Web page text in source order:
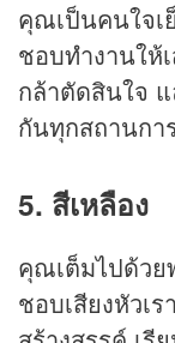
คุณเป็นคนใจ
ชอบทำงานให้
กล้าตัดสินใจ
กันทุกสถานก
5. สีเหลือง
คุณเต็มไปด้วย
ชอบเสียงหัวเ